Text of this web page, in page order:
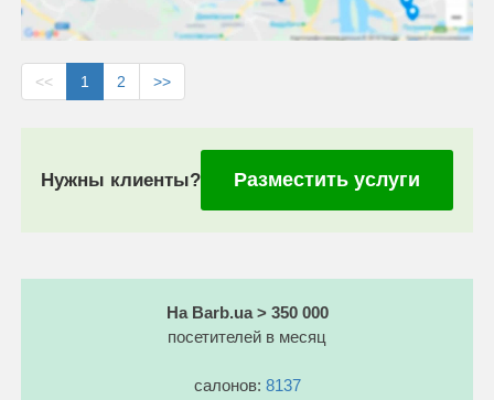
<< 1 2 >>
Нужны клиенты? Разместить услуги
На Barb.ua > 350 000
посетителей в месяц
салонов: 8137